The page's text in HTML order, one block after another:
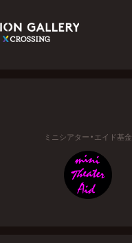
ミニシアター・エイド基金